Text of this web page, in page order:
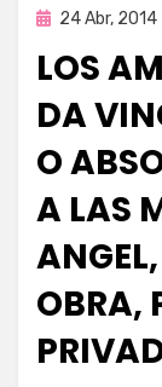
Publicada
24 Abr, 2014
LOS
DA
O
A LAS
OBRA,